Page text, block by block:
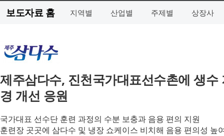
보도자료 홈 지역별 산업별 주제별 상장사
제주삼다수, 진천국가대표선수촌에 생
경 개선 응원
국가대표 선수단 훈련 과정의 수분 보충과 음용 편의 지원
훈련장 곳곳에 삼다수 및 냉장 쇼케이스 비치해 음용 편의성 높